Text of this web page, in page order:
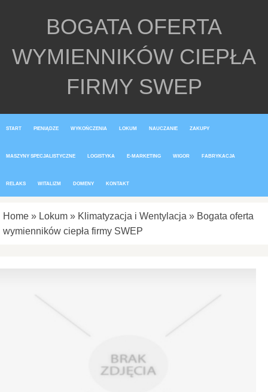
BOGATA OFERTA
WYMIENNIKÓW CIEPŁA
FIRMY SWEP
START PIENIĄDZE WYKOŃCZENIA LOKUM NAUCZANIE ZAKUPY
MASZYNY SPECJALISTYCZNE LOGISTYKA E-MARKETING WIGOR FABRYKACJA
RELAKS WITALIZM DOMENY KONTAKT
Home » Lokum » Klimatyzacja i Wentylacja » Bogata oferta
wymienników ciepła firmy SWEP